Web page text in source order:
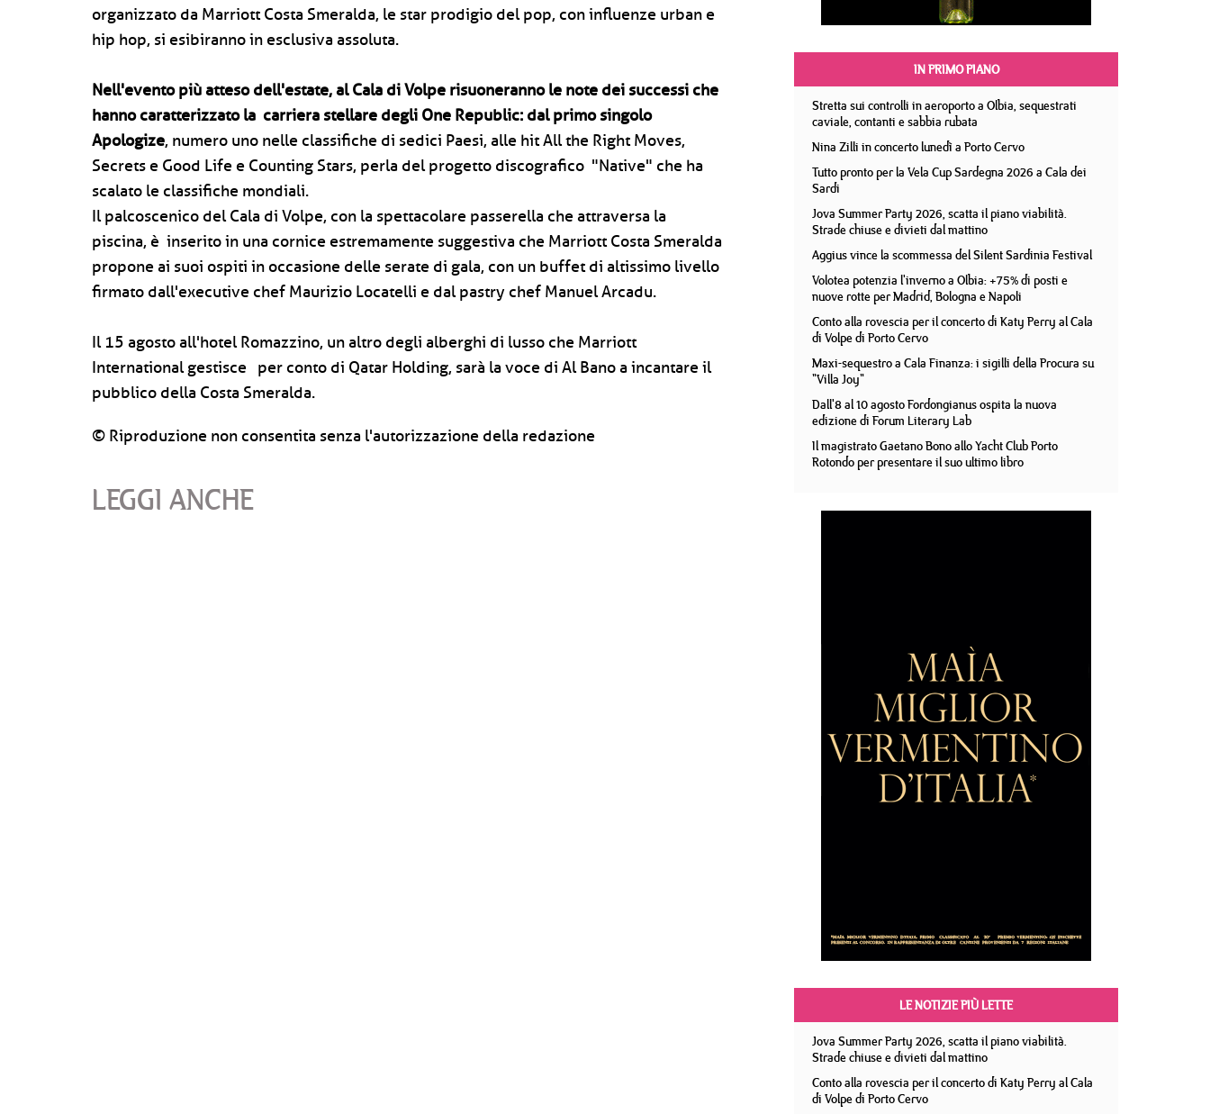
organizzato da Marriott Costa Smeralda, le star prodigio del pop, con influenze urban e
hip hop, si esibiranno in esclusiva assoluta.
Nell'evento più atteso dell'estate, al Cala di Volpe risuoneranno le note dei successi che
hanno caratterizzato la carriera stellare degli One Republic: dal primo singolo
Apologize, numero uno nelle classifiche di sedici Paesi, alle hit All the Right Moves,
Secrets e Good Life e Counting Stars, perla del progetto discografico "Native" che ha
scalato le classifiche mondiali.
Il palcoscenico del Cala di Volpe, con la spettacolare passerella che attraversa la
piscina, è inserito in una cornice estremamente suggestiva che Marriott Costa Smeralda
propone ai suoi ospiti in occasione delle serate di gala, con un buffet di altissimo livello
firmato dall'executive chef Maurizio Locatelli e dal pastry chef Manuel Arcadu.
Il 15 agosto all'hotel Romazzino, un altro degli alberghi di lusso che Marriott
International gestisce per conto di Qatar Holding, sarà la voce di Al Bano a incantare il
pubblico della Costa Smeralda.
© Riproduzione non consentita senza l'autorizzazione della redazione
LEGGI ANCHE
IN PRIMO PIANO
Stretta sui controlli in aeroporto a Olbia, sequestrati
caviale, contanti e sabbia rubata
Nina Zilli in concerto lunedì a Porto Cervo
Tutto pronto per la Vela Cup Sardegna 2026 a Cala dei
Sardi
Jova Summer Party 2026, scatta il piano viabilità.
Strade chiuse e divieti dal mattino
Aggius vince la scommessa del Silent Sardinia Festival
Volotea potenzia l'inverno a Olbia: +75% di posti e
nuove rotte per Madrid, Bologna e Napoli
Conto alla rovescia per il concerto di Katy Perry al Cala
di Volpe di Porto Cervo
Maxi-sequestro a Cala Finanza: i sigilli della Procura su
"Villa Joy"
Dall'8 al 10 agosto Fordongianus ospita la nuova
edizione di Forum Literary Lab
Il magistrato Gaetano Bono allo Yacht Club Porto
Rotondo per presentare il suo ultimo libro
LE NOTIZIE PIÙ LETTE
Jova Summer Party 2026, scatta il piano viabilità.
Strade chiuse e divieti dal mattino
Conto alla rovescia per il concerto di Katy Perry al Cala
di Volpe di Porto Cervo